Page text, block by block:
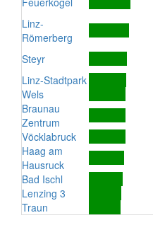
Linz-
Römerberg
Steyr
Linz-Stadtpark
Wels
Braunau
Zentrum
Vöcklabruck
Haag am
Hausruck
Bad Ischl
Lenzing 3
Traun